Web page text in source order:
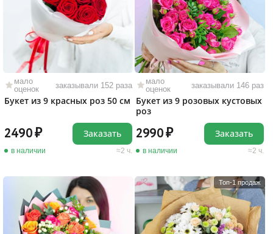
мало
оценок
заказывали 152 раза
Букет из 9 красных роз 50 см
2490
в наличии 2 ч.
Заказать
мало
оценок
заказывали 146 раз
Букет из 9 розовых кустовых
роз
2990
в наличии 2 ч.
Заказать
Топ-1 продаж